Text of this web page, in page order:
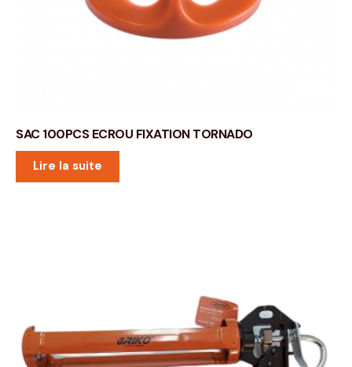
SAC 100PCS ECROU FIXATION TORNADO
Lire la suite